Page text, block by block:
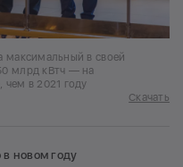
максимальный в своей
млрд кВтч — на
чем в 2021 году
Скачать
новом году